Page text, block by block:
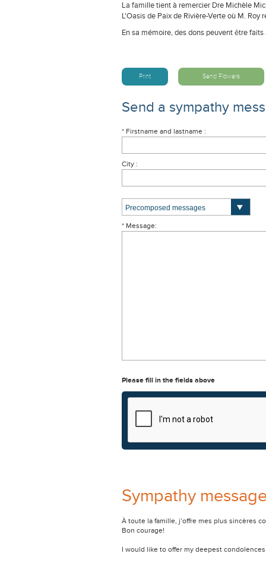
La famille tient à remercier Dre Michèle
L'Oasis de Paix de Rivière-Verte où M. Roy
En sa mémoire, des dons peuvent être
Print Send Flowers
Send a sympathy
* Firstname and lastname :
City :
* Message:
Please fill in the fields above
Sympathy
À toute la famille, j’offre mes plus sincères
Bon courage!
I would like to offer my deepest